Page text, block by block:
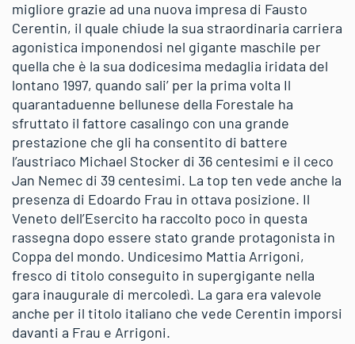
migliore grazie ad una nuova impresa di Fausto
Cerentin, il quale chiude la sua straordinaria carriera
agonistica imponendosi nel gigante maschile per
quella che è la sua dodicesima medaglia iridata del
lontano 1997, quando sali’ per la prima volta Il
quarantaduenne bellunese della Forestale ha
sfruttato il fattore casalingo con una grande
prestazione che gli ha consentito di battere
l’austriaco Michael Stocker di 36 centesimi e il ceco
Jan Nemec di 39 centesimi. La top ten vede anche la
presenza di Edoardo Frau in ottava posizione. Il
Veneto dell’Esercito ha raccolto poco in questa
rassegna dopo essere stato grande protagonista in
Coppa del mondo. Undicesimo Mattia Arrigoni,
fresco di titolo conseguito in supergigante nella
gara inaugurale di mercoledì. La gara era valevole
anche per il titolo italiano che vede Cerentin imporsi
davanti a Frau e Arrigoni.